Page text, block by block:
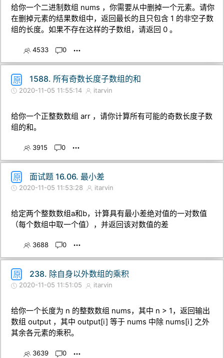
给你一个二进制数组 nums ，你需要从中删掉一个元素。请你
在删掉元素的结果数组中，返回最长的且只包含 1 的非空子数
组的长度。如果不存在这样的子数组，请返回 0 。
4533 0
原 1588. 所有奇数长度子数组的和
2020-11-05 11:55:14 itarvin
给你一个正整数数组 arr ，请你计算所有可能的奇数长度子数
组的和。
3915 0
原 面试题 16.06. 最小差
2020-11-05 11:53:28 itarvin
给定两个整数数组a和b，计算具有最小差绝对值的一对数值
（每个数组中取一个值），并返回该对数值的差
3688 0
原 238. 除自身以外数组的乘积
2020-11-05 11:51:05 itarvin
给你一个长度为 n 的整数数组 nums，其中 n > 1，返回输出
数组 output ，其中 output[i] 等于 nums 中除 nums[i] 之外
其余各元素的乘积。
3639 0